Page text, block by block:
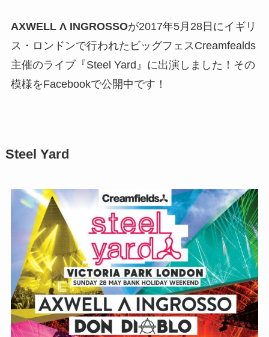
AXWELL Λ INGROSSOが2017年5月28日にイギリ
ス・ロンドンで行われたビッグフェスCreamfealds
主催のライブ『Steel Yard』に出演しました！その
模様をFacebookで公開中です！
Steel Yard